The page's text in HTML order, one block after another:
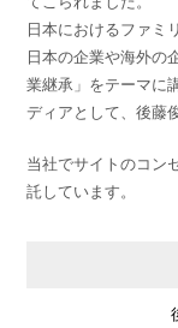
日本におけるファミ
日本の企業や海外の
業継承」をテーマに
ディアとして、後藤
当社でサイトのコン
託しています。